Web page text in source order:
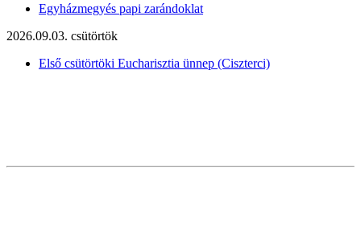
Egyházmegyés papi zarándoklat
2026.09.03. csütörtök
Első csütörtöki Eucharisztia ünnep (Ciszterci)